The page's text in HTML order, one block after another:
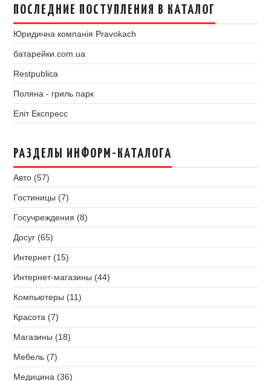
ПОСЛЕДНИЕ ПОСТУПЛЕНИЯ В КАТАЛОГ
Юридична компанія Pravokach
батарейки.com.ua
Restpublica
Поляна - гриль парк
Еліт Експресс
РАЗДЕЛЫ ИНФОРМ-КАТАЛОГА
Авто (57)
Гостиницы (7)
Госучреждения (8)
Досуг (65)
Интернет (15)
Интернет-магазины (44)
Компьютеры (11)
Красота (7)
Магазины (18)
Мебель (7)
Медицина (36)